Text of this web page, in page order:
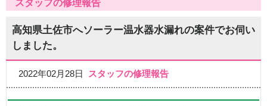
スタッフの修理報告
高知県土佐市へソーラー温水器水漏れの案件でお伺い
しました。
2022年02月28日 スタッフの修理報告